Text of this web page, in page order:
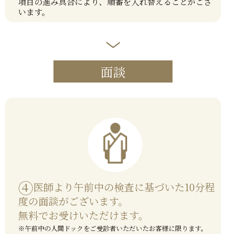
います。
面談
④医師より午前中の検査に基づいた10分程
度の面談がございます。
無料でお受けいただけます。
※午前中の人間ドックをご受診者いただいたお客様に限ります。